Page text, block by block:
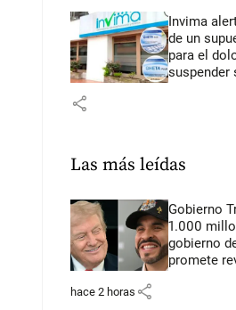
Invima
de un
para el
suspender
share
Las más leídas
Gobierno
1.000
gobierno
promete
hace 2 horas share